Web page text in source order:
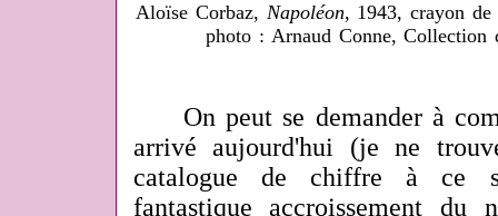
Aloïse Corbaz, Napoléon, 1943, crayon
photo : Arnaud Conne, Collection
On peut se demander à
arrivé aujourd'hui (je ne
catalogue de chiffre à ce
fantastique accroissement du